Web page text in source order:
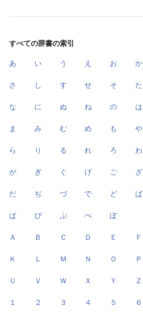
すべての辞書の索引
あ い う え お か
さ し す せ そ た
な に ぬ ね の は
ま み む め も や
ら り る れ ろ わ
が ぎ ぐ げ ご ざ
だ ぢ づ で ど ば
ぱ ぴ ぷ ぺ ぽ
Ａ Ｂ Ｃ Ｄ Ｅ Ｆ
Ｋ Ｌ Ｍ Ｎ Ｏ Ｐ
Ｕ Ｖ Ｗ Ｘ Ｙ Ｚ
１ ２ ３ ４ ５ ６